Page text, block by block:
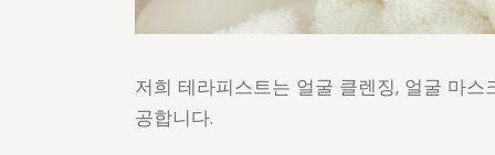
저희 테라피스트는 얼굴 클렌징, 얼굴 마
공합니다.